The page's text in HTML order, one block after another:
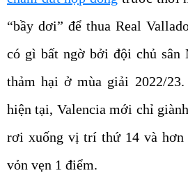
“bầy dơi” để thua Real
có gì bất ngờ bởi đội chủ sân
thảm hại ở mùa giải 2022/
hiện tại, Valencia mới chỉ
rơi xuống vị trí thứ 14 và hơn
vỏn vẹn 1 điểm.